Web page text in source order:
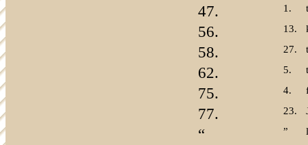
47. 1.
56. 13.
58. 27.
62. 5.
75. 4.
77. 23.
“ ”